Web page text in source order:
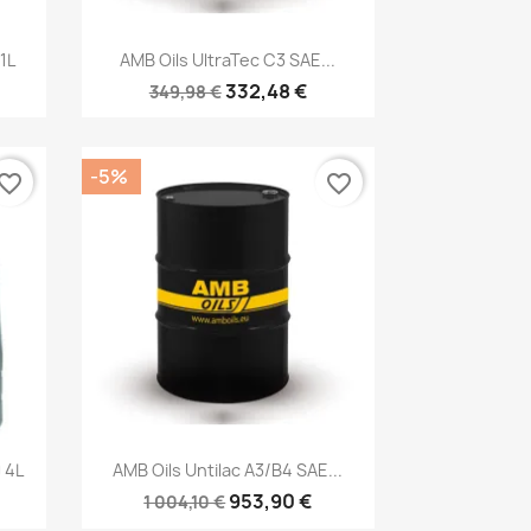
Быстрый просмотр
AMB Oils UltraTec C3 SAE...
349,98 €332,48 €
4L
Быстрый просмотр
AMB Oils Untilac A3/B4 SAE...
1 004,10 €953,90 €
-5% favorite_border